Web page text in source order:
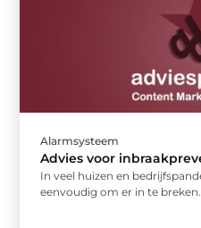
Alarmsysteem
Advies voor
In veel huizen en
eenvoudig om er in te